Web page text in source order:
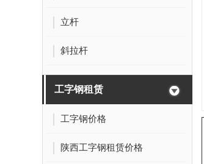
立杆
斜拉杆
工字钢租赁
工字钢价格
陕西工字钢租赁价格